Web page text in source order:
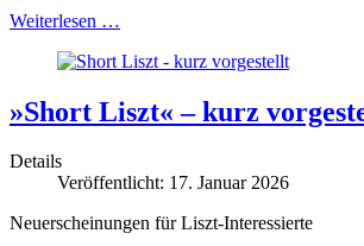
Weiterlesen …
»Short Liszt« – kurz
Details
Veröffentlicht: 17. Januar 2026
Neuerscheinungen für Liszt-Interessierte